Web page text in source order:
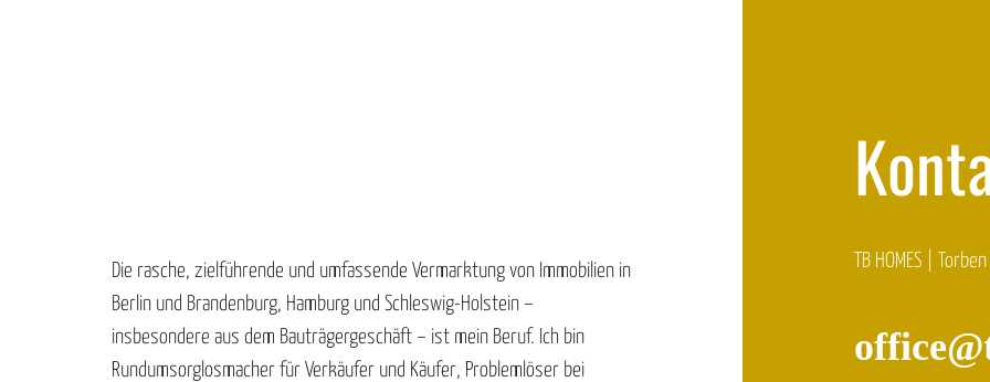
Die rasche, zielführende und umfassende Vermarktung von Immobilien in
Berlin und Brandenburg, Hamburg und Schleswig-Holstein –
insbesondere aus dem Bauträgergeschäft – ist mein Beruf. Ich bin
Rundumsorglosmacher für Verkäufer und Käufer, Problemlöser bei
TB HOMES |